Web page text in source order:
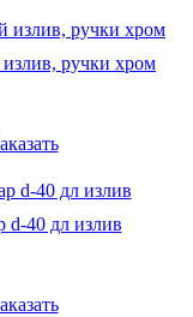
ручки хром
d-40 дл излив